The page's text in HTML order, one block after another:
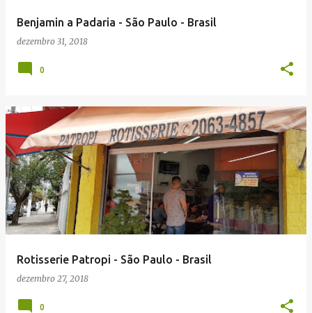
Benjamin a Padaria - São Paulo - Brasil
dezembro 31, 2018
0
Rotisserie Patropi - São Paulo - Brasil
dezembro 27, 2018
0